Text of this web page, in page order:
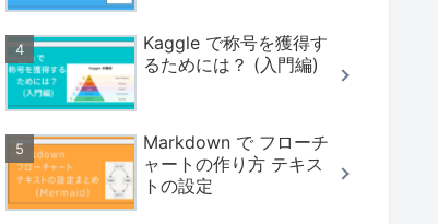
Kaggle で称号を獲得す
るためには？ (入門編)
Markdown で フローチ
ャートの作り方 テキス
トの設定